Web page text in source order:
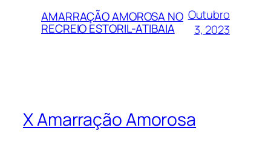
AMARRAÇÃO AMOROSA NO
RECREIO ESTORIL-ATIBAIA
Outubro
3, 2023
X Amarração Amorosa